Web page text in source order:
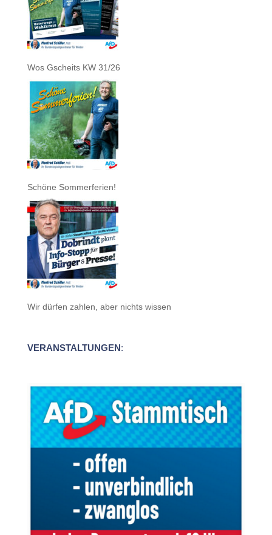
Wos Gscheits KW 31/26
Schöne Sommerferien!
Wir dürfen zahlen, aber nichts wissen
VERANSTALTUNGEN: